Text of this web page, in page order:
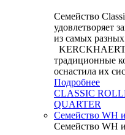
Семейство
удовлетворяет
из самых разных
традиционные
оснастила их
Подробнее
CLASSIC
QUARTER
Семейство WH
Семейство WH